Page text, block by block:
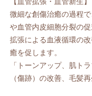
微細な創傷治癒の過程
や血管内皮細胞分裂の
拡張による血液循環の
癒を促します。
「トーンアップ、肌ト
（傷跡）の改善、毛髪